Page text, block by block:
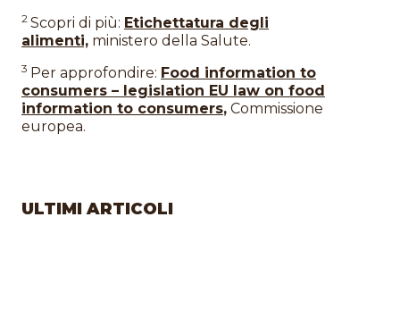
2 Scopri di più: Etichettatura degli
alimenti, ministero della Salute.
3 Per approfondire: Food information to
consumers – legislation EU law on food
information to consumers, Commissione
europea.
ULTIMI ARTICOLI